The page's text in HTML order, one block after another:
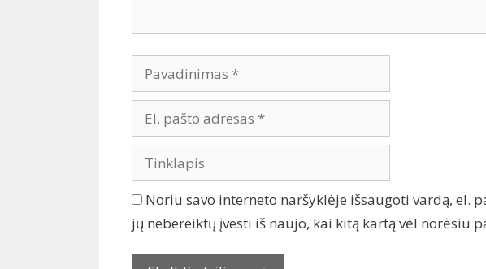
Noriu savo interneto naršyklėje išsaugoti vardą, el.
jų nebereiktų įvesti iš naujo, kai kitą kartą vėl norėsiu